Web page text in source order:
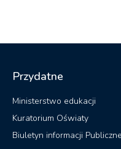
Przydatne
Ministerstwo edukacji
Kuratorium Oświaty
Biuletyn informacji